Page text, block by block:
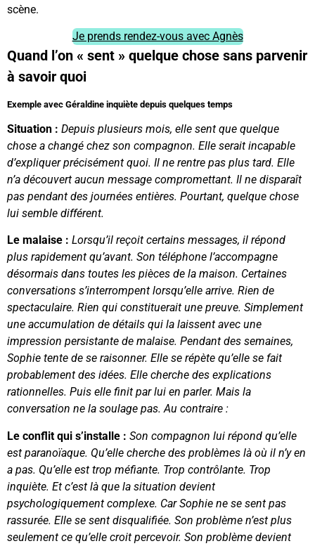
scène.
Je prends rendez-vous avec Agnès
Quand l’on « sent » quelque chose sans parvenir
à savoir quoi
Exemple avec Géraldine inquiète depuis quelques temps
Situation : Depuis plusieurs mois, elle sent que quelque
chose a changé chez son compagnon. Elle serait incapable
d’expliquer précisément quoi. Il ne rentre pas plus tard. Elle
n’a découvert aucun message compromettant. Il ne disparaît
pas pendant des journées entières. Pourtant, quelque chose
lui semble différent.
Le malaise : Lorsqu’il reçoit certains messages, il répond
plus rapidement qu’avant. Son téléphone l’accompagne
désormais dans toutes les pièces de la maison. Certaines
conversations s’interrompent lorsqu’elle arrive. Rien de
spectaculaire. Rien qui constituerait une preuve. Simplement
une accumulation de détails qui la laissent avec une
impression persistante de malaise. Pendant des semaines,
Sophie tente de se raisonner. Elle se répète qu’elle se fait
probablement des idées. Elle cherche des explications
rationnelles. Puis elle finit par lui en parler. Mais la
conversation ne la soulage pas. Au contraire :
Le conflit qui s’installe : Son compagnon lui répond qu’elle
est paranoïaque. Qu’elle cherche des problèmes là où il n’y en
a pas. Qu’elle est trop méfiante. Trop contrôlante. Trop
inquiète. Et c’est là que la situation devient
psychologiquement complexe. Car Sophie ne se sent pas
rassurée. Elle se sent disqualifiée. Son problème n’est plus
seulement ce qu’elle croit percevoir. Son problème devient